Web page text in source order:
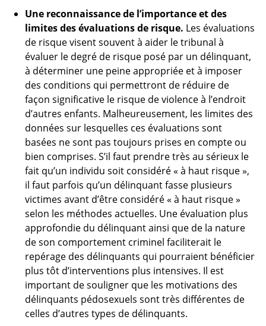
Une reconnaissance de l’importance et des
limites des évaluations de risque. Les évaluations
de risque visent souvent à aider le tribunal à
évaluer le degré de risque posé par un délinquant,
à déterminer une peine appropriée et à imposer
des conditions qui permettront de réduire de
façon significative le risque de violence à l’endroit
d’autres enfants. Malheureusement, les limites des
données sur lesquelles ces évaluations sont
basées ne sont pas toujours prises en compte ou
bien comprises. S’il faut prendre très au sérieux le
fait qu’un individu soit considéré « à haut risque »,
il faut parfois qu’un délinquant fasse plusieurs
victimes avant d’être considéré « à haut risque »
selon les méthodes actuelles. Une évaluation plus
approfondie du délinquant ainsi que de la nature
de son comportement criminel faciliterait le
repérage des délinquants qui pourraient bénéficier
plus tôt d’interventions plus intensives. Il est
important de souligner que les motivations des
délinquants pédosexuels sont très différentes de
celles d’autres types de délinquants.